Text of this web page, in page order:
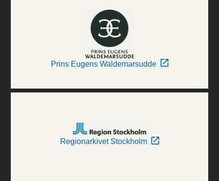
Prins Eugens Waldemarsudde
Regionarkivet Stockholm